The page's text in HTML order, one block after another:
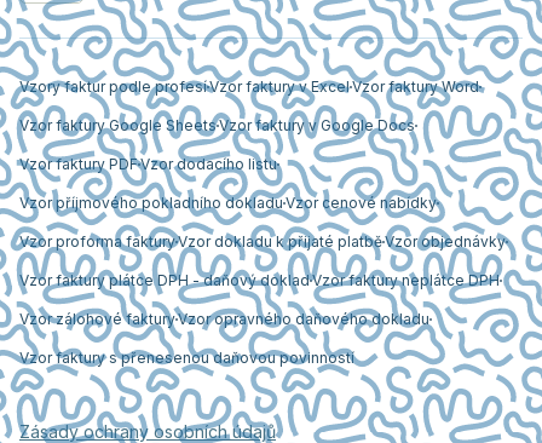
Vzory faktur podle profesíVzor faktury v ExcelVzor faktury Word
Vzor faktury Google SheetsVzor faktury v Google Docs
Vzor faktury PDFVzor dodacího listu
Vzor příjmového pokladního dokladu Vzor cenové nabídky
Vzor proforma fakturyVzor dokladu k přijaté platběVzor objednávky
Vzor faktury plátce DPH - daňový dokladVzor faktury neplátce DPH
Vzor zálohové fakturyVzor opravného daňového dokladu
Vzor faktury s přenesenou daňovou povinností
Zásady ochrany osobních údajů